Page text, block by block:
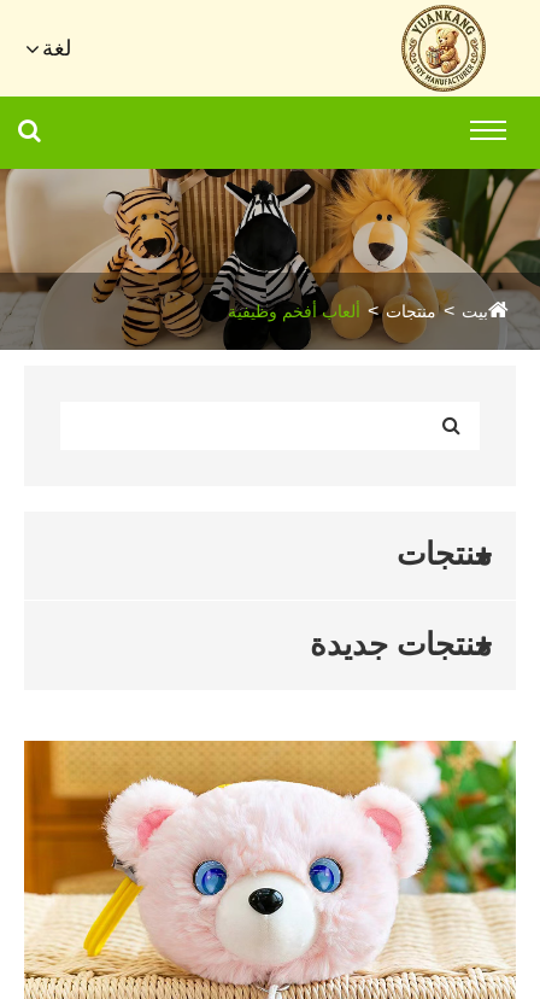
لغة
بيت منتجات ألعاب أفخم وظيفية
منتجات
منتجات جديدة